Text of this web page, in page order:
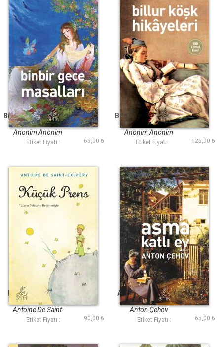
Binbir Gece Masalları
(Antik Dünya
Klasikleri)
Anonim Anonim
Etiket Fiyatı : 65,00 ₺
Billur Köşk Hikayeleri
(Antik Dünya
Klasikleri)
Anonim Anonim
Etiket Fiyatı : 125,00 ₺
Küçük Prens (Antik
Dünya Klasikleri)
Antoine De Saint-
Exupéry
Etiket Fiyatı : 90,00 ₺
Asma Katlı Ev (Antik
Dünya Klasikleri)
Anton Çehov
Etiket Fiyatı : 65,00 ₺